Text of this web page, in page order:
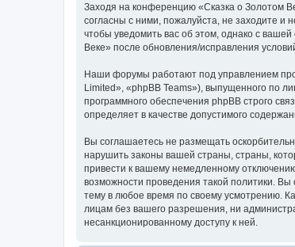
Заходя на конференцию «Сказка о Золотом
согласны с ними, пожалуйста, не заходите и
чтобы уведомить вас об этом, однако с
Веке» после обновления/исправления
Наши форумы работают под управлением
Limited», «phpBB Teams»), выпущенного по
программного обеспечения phpBB строго
определяет в качестве допустимого
Вы соглашаетесь не размещать
нарушить законы вашей страны, страны,
привести к вашему немедленному
возможности проведения такой политики.
тему в любое время по своему усмотрению.
лицам без вашего разрешения, ни
несанкционированному доступу к ней.